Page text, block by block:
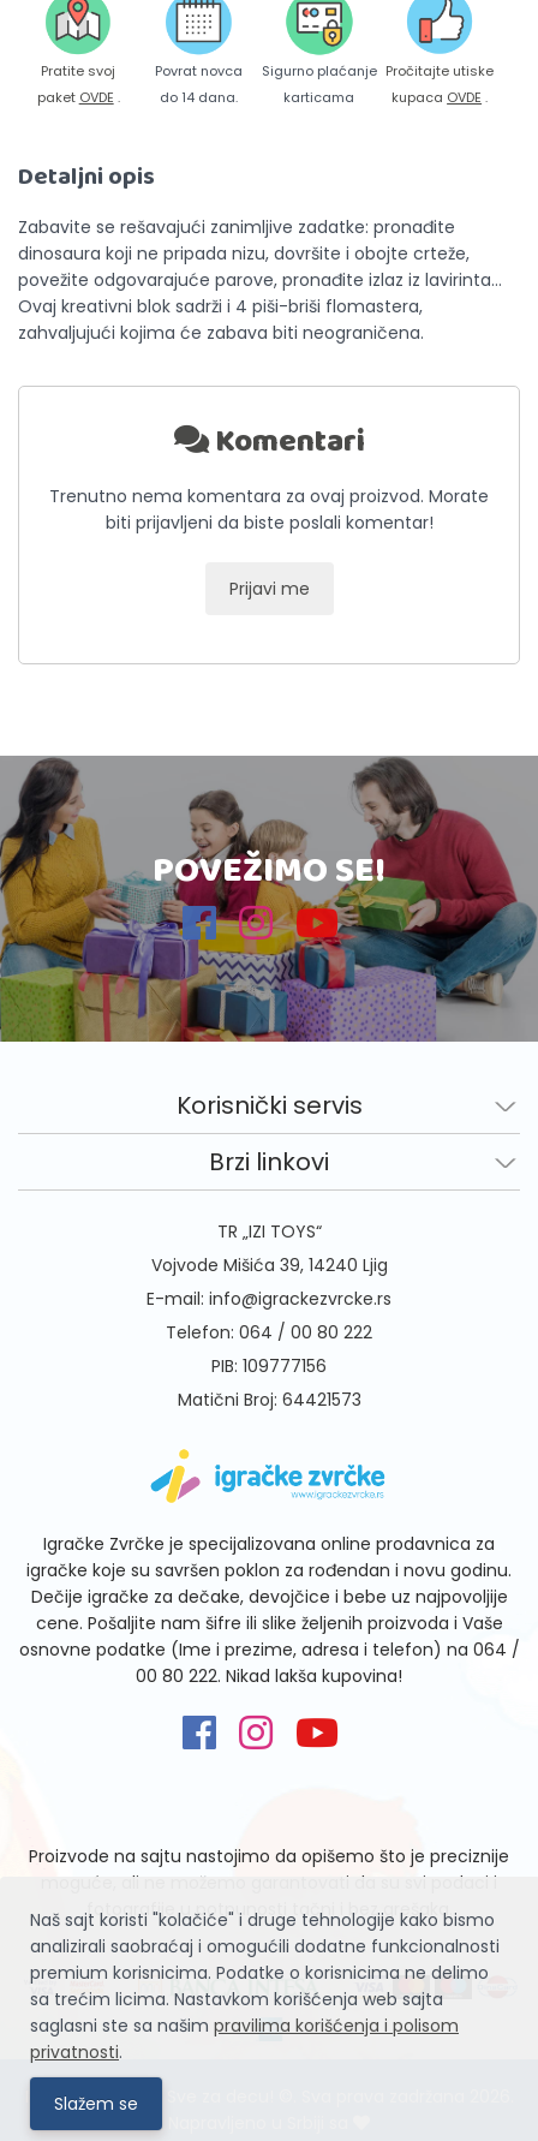
Naš sajt koristi "kolačiće" i druge tehnologije kako bismo
analizirali saobraćaj i omogućili dodatne funkcionalnosti
premium korisnicima. Podatke o korisnicima ne delimo
sa trećim licima. Nastavkom korišćenja web sajta
saglasni ste sa našim pravilima korišćenja i polisom
privatnosti.
Slažem se
Pratite svoj
paket OVDE .
Povrat novca
do 14 dana.
Sigurno plaćanje
karticama
Pročitajte utiske
kupaca OVDE .
Detaljni opis
Zabavite se rešavajući zanimljive zadatke: pronađite
dinosaura koji ne pripada nizu, dovršite i obojte crteže,
povežite odgovarajuće parove, pronađite izlaz iz lavirinta…
Ovaj kreativni blok sadrži i 4 piši-briši flomastera,
zahvaljujući kojima će zabava biti neograničena.
Komentari
Trenutno nema komentara za ovaj proizvod. Morate
biti prijavljeni da biste poslali komentar!
Prijavi me
POVEŽIMO SE!
Korisnički servis
Brzi linkovi
TR „IZI TOYS“
Vojvode Mišića 39, 14240 Ljig
E-mail: info@igrackezvrcke.rs
Telefon: 064 / 00 80 222
PIB: 109777156
Matični Broj: 64421573
Igračke Zvrčke je specijalizovana online prodavnica za
igračke koje su savršen poklon za rođendan i novu godinu.
Dečije igračke za dečake, devojčice i bebe uz najpovoljije
cene. Pošaljite nam šifre ili slike željenih proizvoda i Vaše
osnovne podatke (Ime i prezime, adresa i telefon) na 064 /
00 80 222. Nikad lakša kupovina!
Proizvode na sajtu nastojimo da opišemo što je preciznije
moguće, ali ne možemo garantovati da su svi podaci i
fotografije u potpunosti tačni i bez grešaka.
Igračke Zvrčke – Sve za decu! ©. Sva prava zadržana 2026.